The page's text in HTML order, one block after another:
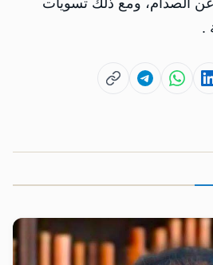
عن الصدام، ومع ذلك تسويات
.